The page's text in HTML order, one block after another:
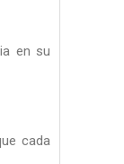
en su
cada